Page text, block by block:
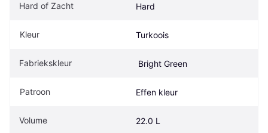
Hard of Zacht Hard
Kleur Turkoois
Fabriekskleur Bright Green
Patroon Effen kleur
Volume 22.0 L